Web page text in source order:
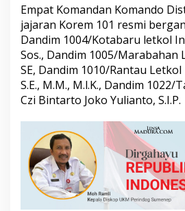
m
p
i
n
U
p
a
c
a
a
i
j
Empat Komandan Komando
jajaran Korem 101 resmi
Dandim 1004/Kotabaru letkol
Sos., Dandim 1005/Marabahan
SE, Dandim 1010/Rantau
S.E., M.M., M.l.K., Dandim
Czi Bintarto Joko Yulianto, S.I.P.